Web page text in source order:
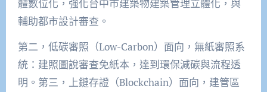
體數位化，強化台中市建築物建築管理立體化，與
輔助都市設計審查。
第二，低碳審照（Low-Carbon）面向，無紙審照系
統：建照圖說審查免紙本，達到環保減碳與流程透
明。第三，上鏈存證（Blockchain）面向，建管區